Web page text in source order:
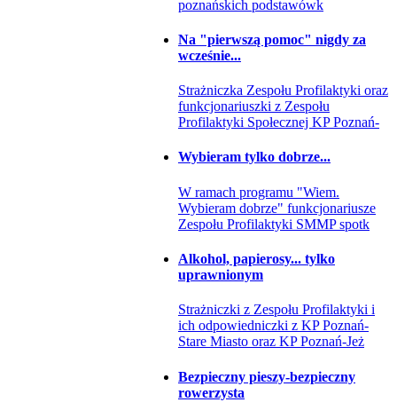
poznańskich podstawówk
Na "pierwszą pomoc" nigdy za
wcześnie...
Strażniczka Zespołu Profilaktyki oraz
funkcjonariuszki z Zespołu
Profilaktyki Społecznej KP Poznań-
Wybieram tylko dobrze...
W ramach programu "Wiem.
Wybieram dobrze" funkcjonariusze
Zespołu Profilaktyki SMMP spotk
Alkohol, papierosy... tylko
uprawnionym
Strażniczki z Zespołu Profilaktyki i
ich odpowiedniczki z KP Poznań-
Stare Miasto oraz KP Poznań-Jeż
Bezpieczny pieszy-bezpieczny
rowerzysta